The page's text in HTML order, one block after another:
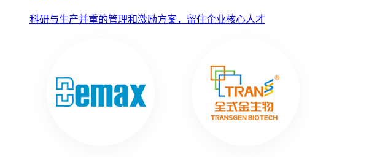
科研与生产并重的管理和激励方案，留住企业核心人才